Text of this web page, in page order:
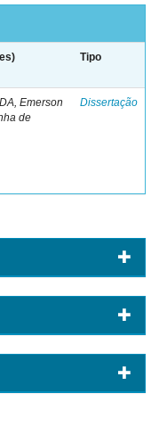
Tipo
Emerson
de
Dissertação